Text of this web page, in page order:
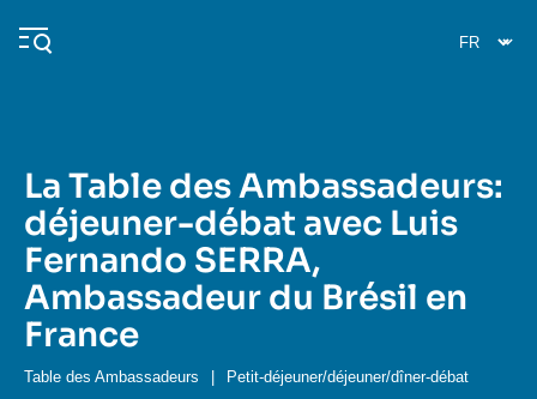
au
contenu
Navigation
principale
L'Ifri
Analyses
À propos de l'Ifri Recherches fréquentes
La Table des Ambassadeurs:
déjeuner-débat avec Luis
Fernando SERRA,
Ambassadeur du Brésil en
France
Table des Ambassadeurs Petit-déjeuner/déjeuner/dîner-débat